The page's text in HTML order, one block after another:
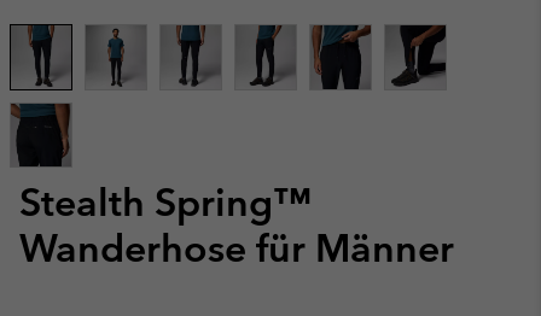
Stealth Spring™
Wanderhose für Männer